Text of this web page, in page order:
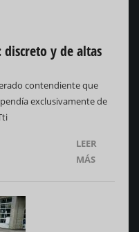
discreto y de altas
contendiente que
exclusivamente de
LEER
MÁS